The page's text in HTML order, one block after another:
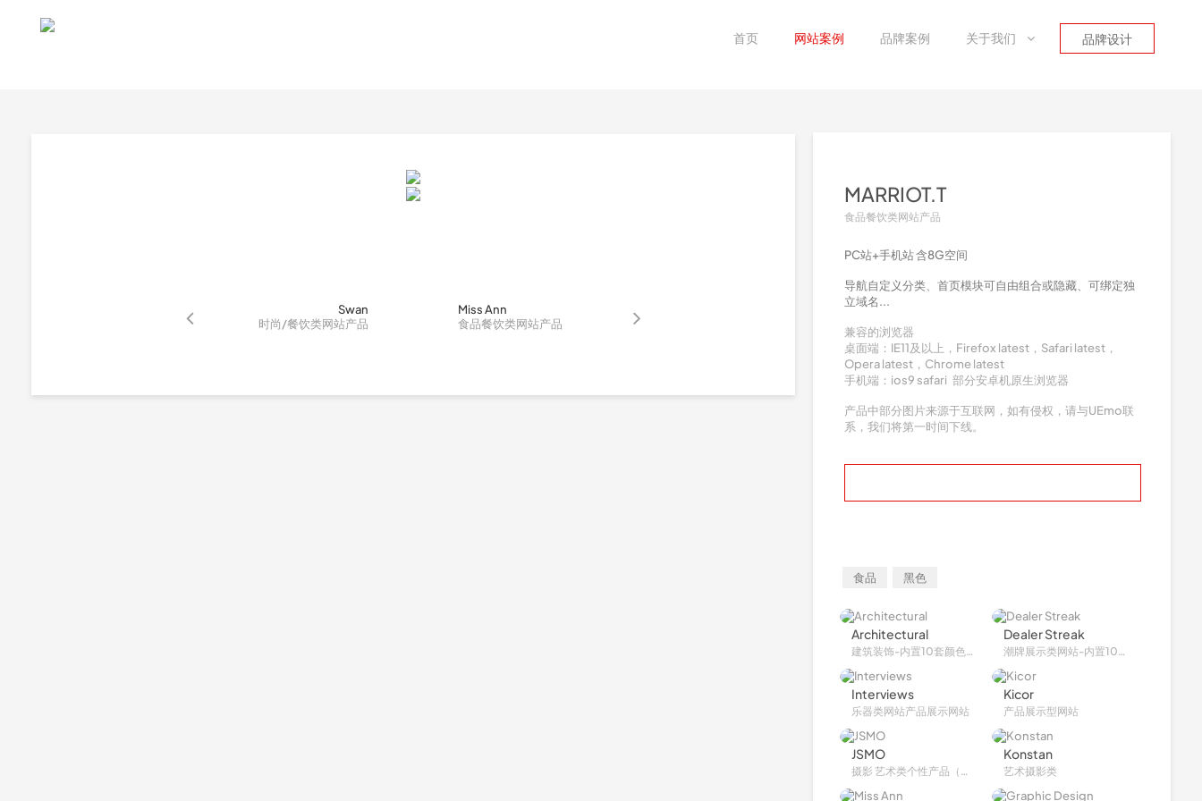
首页 品牌案例 关于我们 品牌设计
MARRIOT.T
食品餐饮类网站产品
PC站+手机站 含8G空间
导航自定义分类、首页模块可自由组合或隐藏、可绑定独
立域名...
兼容的浏览器
桌面端：IE11及以上，Firefox latest，Safari latest，
Opera latest，Chrome latest
手机端：ios9 safari 部分安卓机原生浏览器
产品中部分图片来源于互联网，如有侵权，请与UEmo联
系，我们将第一时间下线。
食品 黑色
Architectural
建筑装饰-内置10套颜色-可切换全屏单页滚动
Dealer Streak
潮牌展示类网站-内置10套颜色-可切换全屏单页滚动
Interviews
乐器类网站产品展示网站
Kicor
产品展示型网站
JSMO
摄影 艺术类个性产品（视频插件）
Konstan
艺术摄影类
Swan
时尚/餐饮类网站产品
Miss Ann
食品餐饮类网站产品